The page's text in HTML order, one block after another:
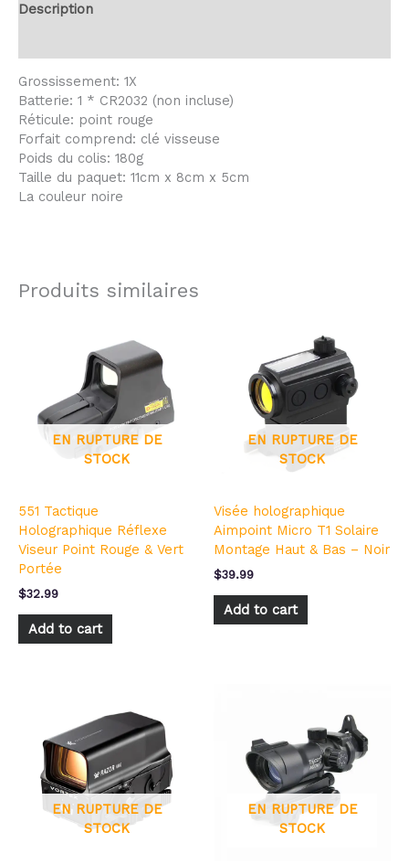
Description
Grossissement: 1X
Batterie: 1 * CR2032 (non incluse)
Réticule: point rouge
Forfait comprend: clé visseuse
Poids du colis: 180g
Taille du paquet: 11cm x 8cm x 5cm
La couleur noire
Produits similaires
EN RUPTURE DE
STOCK
551 Tactique
Holographique Réflexe
Viseur Point Rouge & Vert
Portée
$32.99
Add to cart
EN RUPTURE DE
STOCK
Visée holographique
Aimpoint Micro T1 Solaire
Montage Haut & Bas – Noir
$39.99
Add to cart
EN RUPTURE DE
STOCK
EN RUPTURE DE
STOCK